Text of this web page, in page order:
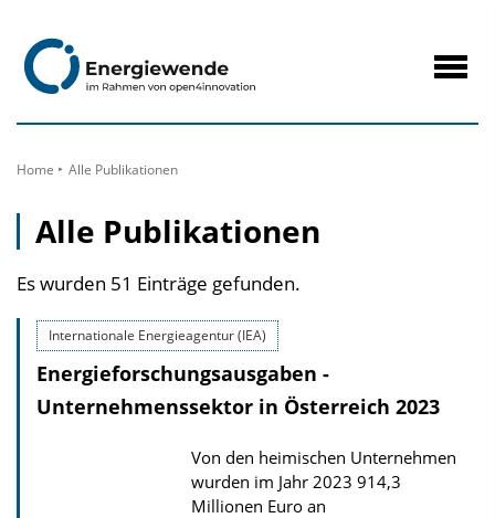
Home Alle Publikationen
Alle Publikationen
Es wurden 51 Einträge gefunden.
Internationale Energieagentur (IEA)
Energieforschungsausgaben -
Unternehmenssektor in Österreich 2023
Von den heimischen Unternehmen
wurden im Jahr 2023 914,3
Millionen Euro an